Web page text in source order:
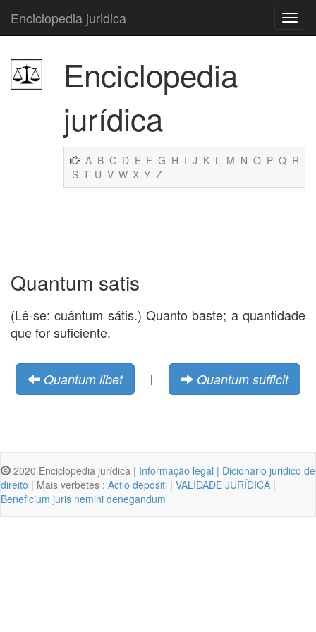
Enciclopedia juridica
Enciclopedia
jurídica
A B C D E F G H I J K L M N O P Q R
S T U V W X Y Z
Quantum satis
(Lê-se: cuântum sátis.) Quanto baste; a quantidade
que for suficiente.
Quantum libet | Quantum sufficit
2020 Enciclopedia jurídica | Informação legal | Dicionario juridico de
direito | Mais verbetes : Actio depositi | VALIDADE JURÍDICA |
Beneficium juris nemini denegandum